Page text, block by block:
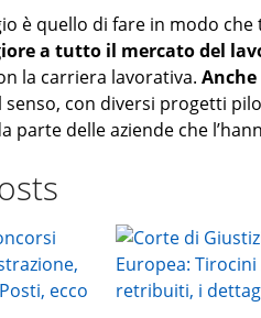
è quello di fare in modo
a tutto il mercato del
la carriera lavorativa.
con diversi progetti
parte delle aziende che